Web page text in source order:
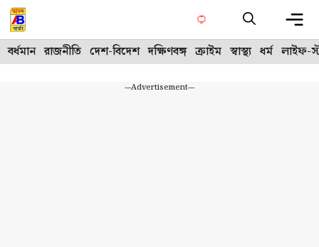
Skip
to
content
বর্ধমান রাজনীতি দেশ-বিদেশ দক্ষিণবঙ্গ ক্রাইম স্বাস্থ্য ধর্ম লাইফ-
---Advertisement---